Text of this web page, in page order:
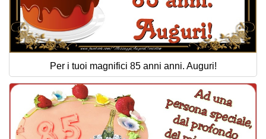
Per i tuoi magnifici 85 anni anni. Auguri!